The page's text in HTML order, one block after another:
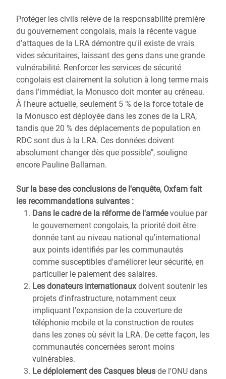
Protéger les civils relève de la responsabilité première
du gouvernement congolais, mais la récente vague
d'attaques de la LRA démontre qu'il existe de vrais
vides sécuritaires, laissant des gens dans une grande
vulnérabilité. Renforcer les services de sécurité
congolais est clairement la solution à long terme mais
dans l'immédiat, la Monusco doit monter au créneau.
À l'heure actuelle, seulement 5 % de la force totale de
la Monusco est déployée dans les zones de la LRA,
tandis que 20 % des déplacements de population en
RDC sont dus à la LRA. Ces données doivent
absolument changer dès que possible", souligne
encore Pauline Ballaman.
Sur la base des conclusions de l'enquête, Oxfam fait
les recommandations suivantes :
Dans le cadre de la réforme de l'arméevoulue par
le gouvernement congolais, la priorité doit être
donnée tant au niveau national qu'international
aux points identifiés par les communautés
comme susceptibles d'améliorer leur sécurité, en
particulier le paiement des salaires.
Les donateurs internationauxdoivent soutenir les
projets d'infrastructure, notamment ceux
impliquant l'expansion de la couverture de
téléphonie mobile et la construction de routes
dans les zones où sévit la LRA. De cette façon, les
communautés concernées seront moins
vulnérables.
Le déploiement des Casques bleus de l'ONU dans